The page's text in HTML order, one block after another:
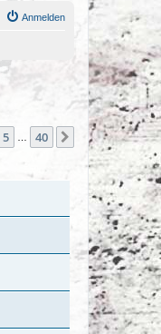
Anmelden
5 40 Nächste